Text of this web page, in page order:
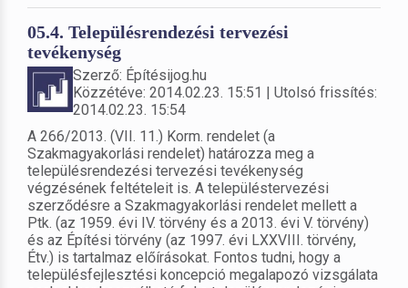
05.4. Településrendezési tervezési
tevékenység
Szerző: Építésijog.hu
Közzétéve: 2014.02.23. 15:51 | Utolsó frissítés:
2014.02.23. 15:54
A 266/2013. (VII. 11.) Korm. rendelet (a
Szakmagyakorlási rendelet) határozza meg a
településrendezési tervezési tevékenység
végzésének feltételeit is. A településtervezési
szerződésre a Szakmagyakorlási rendelet mellett a
Ptk. (az 1959. évi IV. törvény és a 2013. évi V. törvény)
és az Építési törvény (az 1997. évi LXXVIII. törvény,
Étv.) is tartalmaz előírásokat. Fontos tudni, hogy a
településfejlesztési koncepció megalapozó vizsgálata